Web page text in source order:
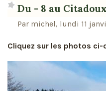
Du - 8 au
Par michel, lundi 11
Cliquez sur les photos ci-